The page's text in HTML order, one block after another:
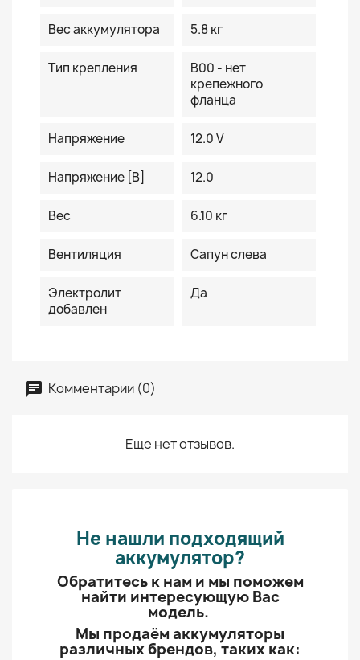
Вес аккумулятора 5.8 кг
Тип крепления
B00 - нет
крепежного
фланца
Напряжение 12.0 V
Напряжение [В] 12.0
Вес 6.10 кг
Вентиляция Сапун слева
Электролит
добавлен
Да
Комментарии (0)
Еще нет отзывов.
Не нашли подходящий
аккумулятор?
Обратитесь к нам и мы поможем
найти интересующую Вас
модель.
Мы продаём аккумуляторы
различных брендов, таких как: